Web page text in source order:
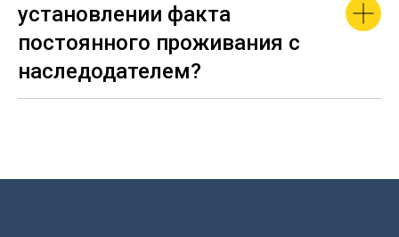
установлении факта
постоянного проживания с
наследодателем?